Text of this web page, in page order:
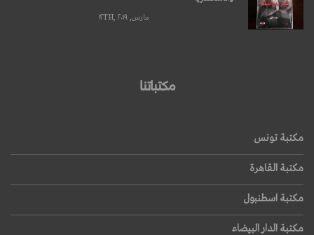
مارس, ۱۲TH, ۲۰۱۹
مكتباتنا
مكتبة تونس
مكتبة القاهرة
مكتبة اسطنبول
مكتبة الدار البيضاء